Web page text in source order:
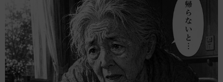
メスに好かれる体を持つことは生存戦略として必須（小出もと貴さん提
供）
この出来事から、久慈自身も亜加埜から少しずつ影響を受